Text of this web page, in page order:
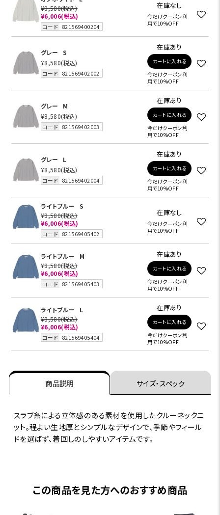
¥8,580(税込)
¥6,006(税込)
コード 821569400204
在庫なし
今だけクーポン利
用で10%OFF
グレー
S
¥8,580(税込)
コード 821569402002
在庫あり
カートに入れる
今だけクーポン利
用で10%OFF
グレー
M
¥8,580(税込)
コード 821569402003
在庫あり
カートに入れる
今だけクーポン利
用で10%OFF
グレー
L
¥8,580(税込)
コード 821569402004
在庫あり
カートに入れる
今だけクーポン利
用で10%OFF
ライトブルー
S
¥8,580(税込)
¥6,006(税込)
コード 821569405402
在庫なし
今だけクーポン利
用で10%OFF
ライトブルー
M
¥8,580(税込)
¥6,006(税込)
コード 821569405403
在庫あり
カートに入れる
今だけクーポン利
用で10%OFF
ライトブルー
L
¥8,580(税込)
¥6,006(税込)
コード 821569405404
在庫あり
カートに入れる
今だけクーポン利
用で10%OFF
商品説明 サイズ・スペック
スラブ糸による立体感のある素材を使用したクルーネックニ
ット。程よい生地厚とシンプルなデザインで、季節やフィール
ドを選ばず、着回しのしやすいアイテムです。
この商品を見た方へのおすすめ商品